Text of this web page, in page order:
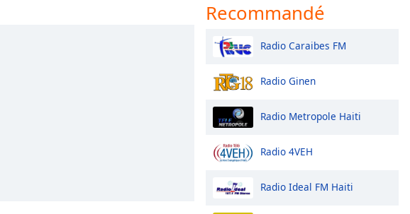
Recommandé
Radio Caraibes FM
Radio Ginen
Radio Metropole Haiti
Radio 4VEH
Radio Ideal FM Haiti